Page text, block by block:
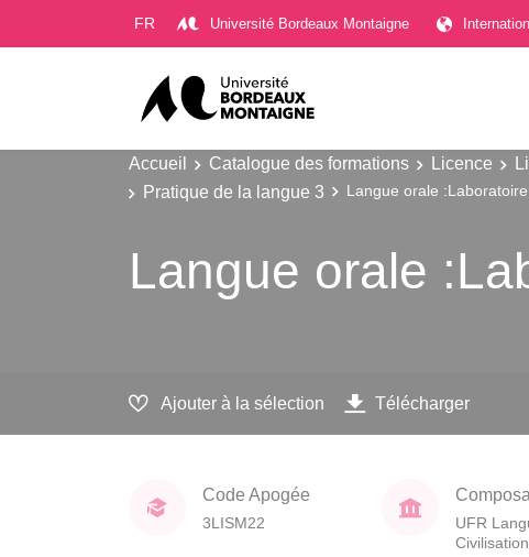
FR Université Bordeaux Montaigne
Accueil Catalogue des formations Licence
Pratique de la langue 3
Langue orale
Langue orale
Ajouter à la sélection Télécharger
Code Apogée
3LISM22
UFR